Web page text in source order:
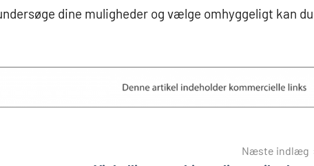
dine muligheder og vælge omhyggeligt kan du
Næste indlæg